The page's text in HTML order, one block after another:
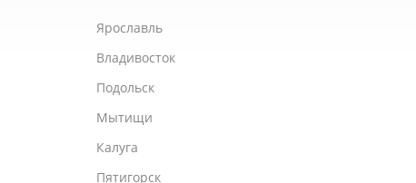
Ярославль
Владивосток
Подольск
Мытищи
Калуга
Пятигорск